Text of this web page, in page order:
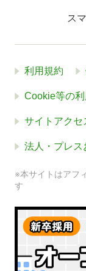
ス
利用規約
Cookie等の
サイトアクセ
法人・プレス
※本サイトはアフ
す